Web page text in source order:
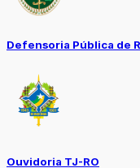
Defensoria Pública de
Ouvidoria TJ-RO